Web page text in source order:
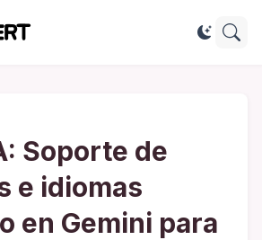
Soporte de
e idiomas
en Gemini para